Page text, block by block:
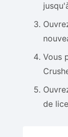
Vous
de